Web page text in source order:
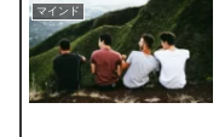
マインド